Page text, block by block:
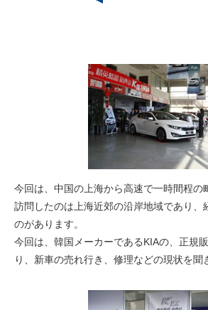
今回は、中国の上海から高速で一時間程の
訪問したのは 上海近郊の沿岸地域であり
のがあります。
今回は、 韓国メーカーであるKIAの、正規
り、新車の売れ行き、修理などの現状を聞